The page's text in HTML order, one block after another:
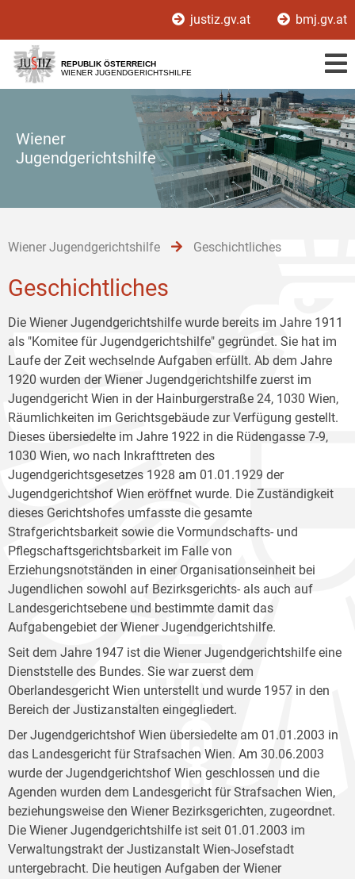
[1]
[2]
[3]
justiz.gv.at bmj.gv.at
REPUBLIK ÖSTERREICH
WIENER JUGENDGERICHTSHILFE
Wiener
Jugendgerichtshilfe
Wiener Jugendgerichtshilfe Geschichtliches
Geschichtliches
Die Wiener Jugendgerichtshilfe wurde bereits im Jahre 1911
als "Komitee für Jugendgerichtshilfe" gegründet. Sie hat im
Laufe der Zeit wechselnde Aufgaben erfüllt. Ab dem Jahre
1920 wurden der Wiener Jugendgerichtshilfe zuerst im
Jugendgericht Wien in der Hainburgerstraße 24, 1030 Wien,
Räumlichkeiten im Gerichtsgebäude zur Verfügung gestellt.
Dieses übersiedelte im Jahre 1922 in die Rüdengasse 7-9,
1030 Wien, wo nach Inkrafttreten des
Jugendgerichtsgesetzes 1928 am 01.01.1929 der
Jugendgerichtshof Wien eröffnet wurde. Die Zuständigkeit
dieses Gerichtshofes umfasste die gesamte
Strafgerichtsbarkeit sowie die Vormundschafts- und
Pflegschaftsgerichtsbarkeit im Falle von
Erziehungsnotständen in einer Organisationseinheit bei
Jugendlichen sowohl auf Bezirksgerichts- als auch auf
Landesgerichtsebene und bestimmte damit das
Aufgabengebiet der Wiener Jugendgerichtshilfe.
Seit dem Jahre 1947 ist die Wiener Jugendgerichtshilfe eine
Dienststelle des Bundes. Sie war zuerst dem
Oberlandesgericht Wien unterstellt und wurde 1957 in den
Bereich der Justizanstalten eingegliedert.
Der Jugendgerichtshof Wien übersiedelte am 01.01.2003 in
das Landesgericht für Strafsachen Wien. Am 30.06.2003
wurde der Jugendgerichtshof Wien geschlossen und die
Agenden wurden dem Landesgericht für Strafsachen Wien,
beziehungsweise den Wiener Bezirksgerichten, zugeordnet.
Die Wiener Jugendgerichtshilfe ist seit 01.01.2003 im
Verwaltungstrakt der Justizanstalt Wien-Josefstadt
untergebracht. Die heutigen Aufgaben der Wiener